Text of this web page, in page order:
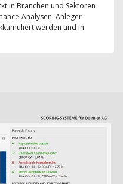
in Branchen und Sektoren
Analysen. Anleger
werden und in